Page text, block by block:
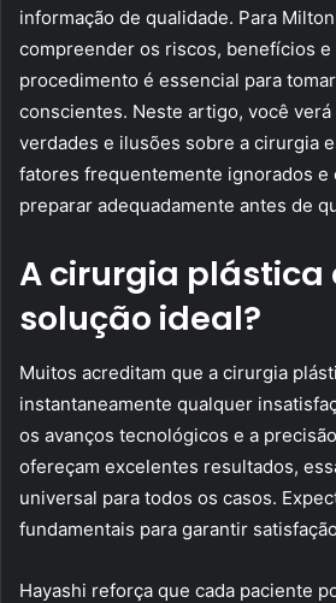
informação de qualidade. Para
compreender os riscos, benefícios e
procedimento é essencial para
conscientes. Neste artigo, você verá
verdades e ilusões sobre a cirurgia
fatores frequentemente ignorados e
preparar adequadamente antes de
A cirurgia plástica
solução ideal?
Muitos acreditam que a cirurgia
instantaneamente qualquer
os avanços tecnológicos e a
ofereçam excelentes resultados,
universal para todos os casos.
fundamentais para garantir
Hayashi reforça que cada paciente